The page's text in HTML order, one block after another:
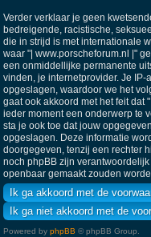
Verder verklaar je geen
bedreigende, racistische,
die in strijd is met internationale
waar "| www.porscheforum.nl |"
een onmiddellijke permanente
vinden, je internetprovider. Je
opgeslagen, waardoor we het
gaat ook akkoord met het feit dat
ieder moment een onderwerp te
sta je ook toe dat jouw
opgeslagen. Deze informatie
doorgegeven, tenzij een rechter
noch phpBB zijn
openbaar gemaakt zouden
Powered by phpBB © phpBB Group.